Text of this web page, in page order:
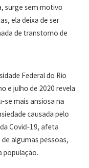
surge sem motivo
ela deixa de ser
de transtorno de
Federal do Rio
e julho de 2020 revela
se mais ansiosa na
causada pelo
Covid-19, afeta
algumas pessoas,
população.